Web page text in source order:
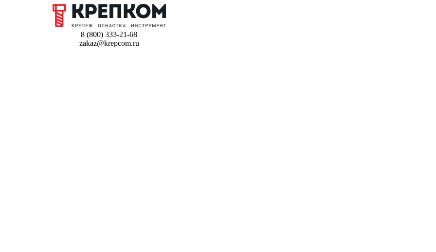
8 (800) 333-21-68
zakaz@krepcom.ru